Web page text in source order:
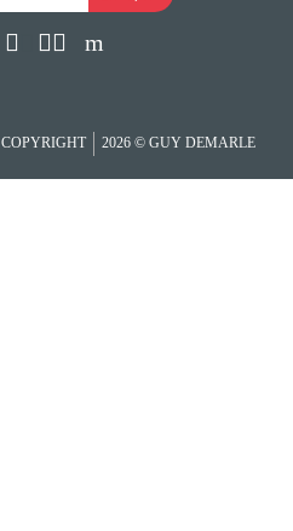
COPYRIGHT 2026 © GUY DEMARLE